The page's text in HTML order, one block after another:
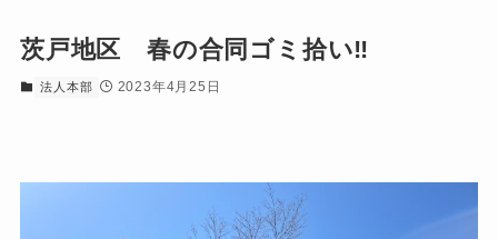
茨戸地区 春の合同ゴミ拾い‼︎
法人本部 2023年4月25日